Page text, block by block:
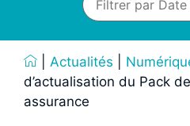
Actualités
d’actualisation du Pack
assurance